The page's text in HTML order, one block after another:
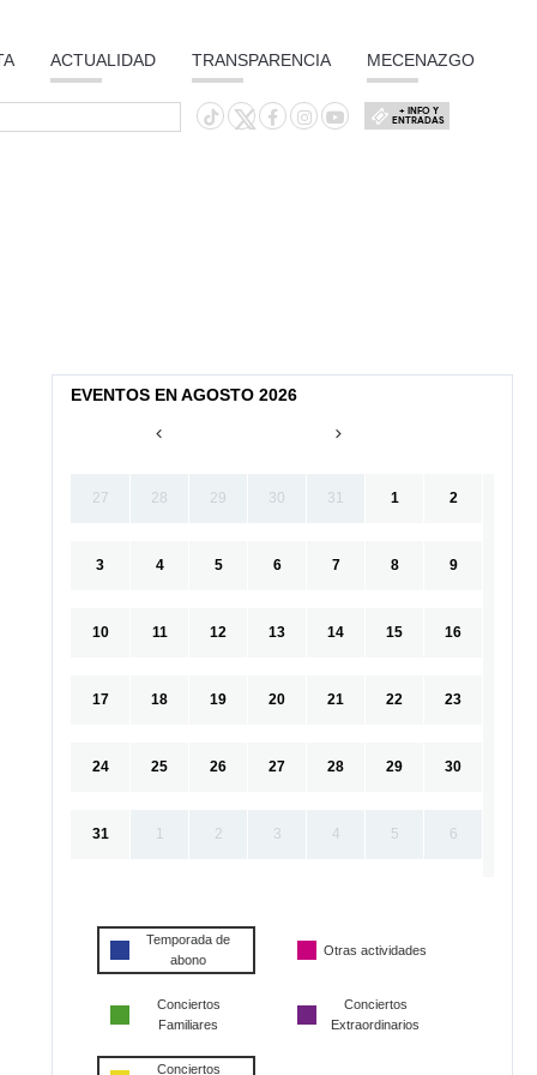
ACTUALIDAD TRANSPARENCIA MECENAZGO
+ INFO Y
ENTRADAS
EVENTOS EN AGOSTO 2026
27 28 29 30 31 1 2
3 4 5 6 7 8 9
10 11 12 13 14 15 16
17 18 19 20 21 22 23
24 25 26 27 28 29 30
31 1 2 3 4 5 6
Temporada de
abono
Otras actividades
Conciertos
Familiares
Conciertos
Extraordinarios
Conciertos